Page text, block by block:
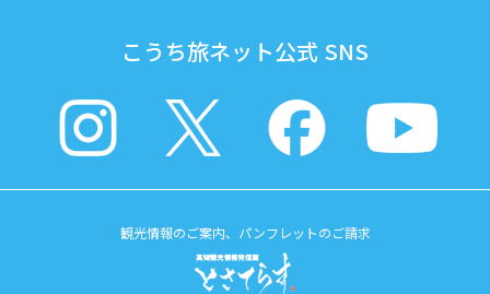
こうち旅ネット公式 SNS
観光情報のご案内、パンフレットのご請求